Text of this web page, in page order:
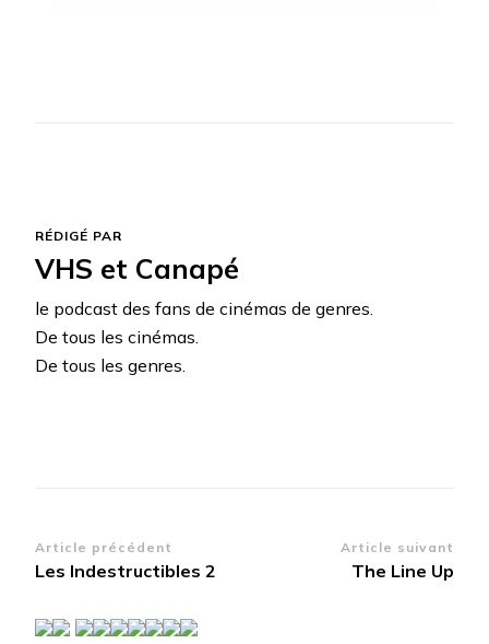
RÉDIGÉ PAR
VHS et Canapé
le podcast des fans de cinémas de genres.
De tous les cinémas.
De tous les genres.
Navigation
d’article
Article précédent
Les Indestructibles 2
Article suivant
The Line Up